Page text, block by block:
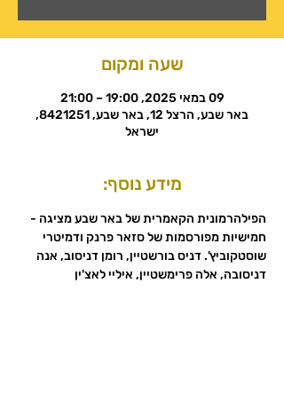
שעה ומקום
09 במאי 2025, 19:00 – 21:00
באר שבע, הרצל 12, באר שבע, 8421251,
ישראל
מידע נוסף:
הפילהרמונית הקאמרית של באר שבע מציגה -
חמישיות מפורסמות של סזאר פרנק ודמיטרי
שוסטקוביץ'. דניס בורשטיין, רומן דניסוב, אנה
דניסובה, אלה פרימשטיין, איליי לאצ'ין